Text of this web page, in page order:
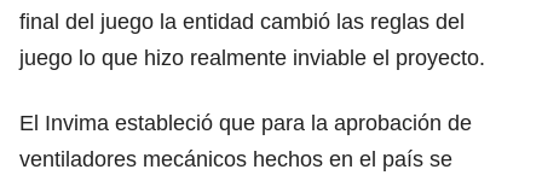
final del juego la entidad cambió las reglas del
juego lo que hizo realmente inviable el proyecto.
El Invima estableció que para la aprobación de
ventiladores mecánicos hechos en el país se